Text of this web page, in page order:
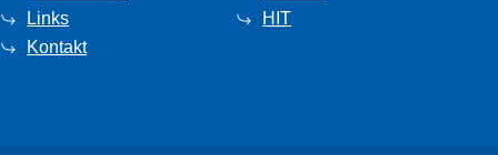
Links
HIT
Kontakt